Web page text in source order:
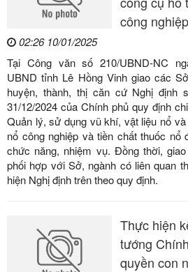
công nghiệp
02:26 10/01/2025
Tại Công văn số 210/UBND-NC
UBND tỉnh Lê Hồng Vinh giao các
huyện, thành, thị căn cứ Nghị định
31/12/2024 của Chính phủ quy định
Quản lý, sử dụng vũ khí, vật liệu nổ
nổ công nghiệp và tiền chất thuốc nổ
chức năng, nhiệm vụ. Đồng thời,
phối hợp với Sở, ngành có liên quan
hiện Nghị định trên theo quy định.
Thực hiện
tướng
quyền con